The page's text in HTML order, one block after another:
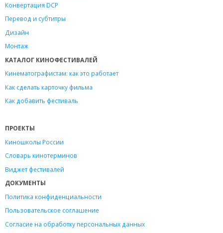
Конвертация DCP
Перевод и субтитры
Дизайн
Монтаж
КАТАЛОГ КИНОФЕСТИВАЛЕЙ
Кинематографистам: как это работает
Как сделать карточку фильма
Как добавить фестиваль
ПРОЕКТЫ
Киношколы России
Словарь кинотерминов
Виджет фестивалей
ДОКУМЕНТЫ
Политика конфиденциальности
Пользовательское соглашение
Согласие на обработку персональных данных